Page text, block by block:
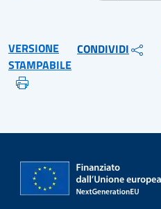
VERSIONE
STAMPABILE
CONDIVIDI